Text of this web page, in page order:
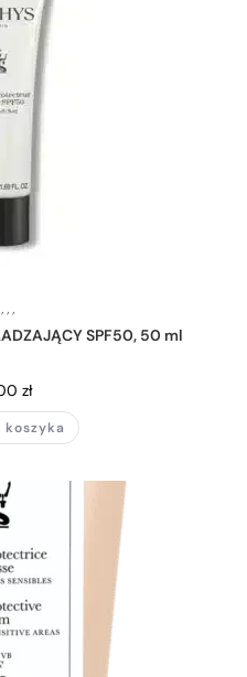
,,,
SPF50, 50 ml
zł
koszyka